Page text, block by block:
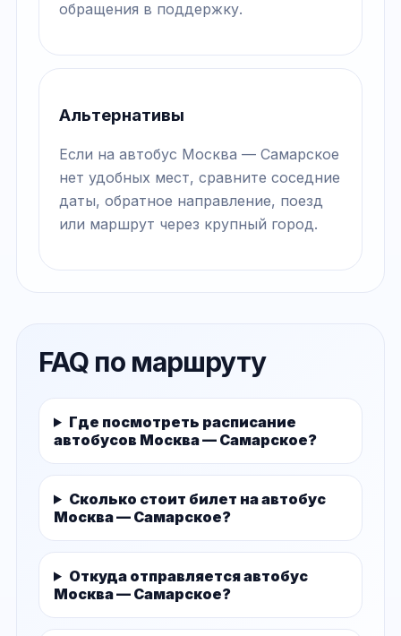
обращения в поддержку.
Альтернативы
Если на автобус Москва — Самарское
нет удобных мест, сравните соседние
даты, обратное направление, поезд
или маршрут через крупный город.
FAQ по маршруту
Где посмотреть расписание
автобусов Москва — Самарское?
Сколько стоит билет на автобус
Москва — Самарское?
Откуда отправляется автобус
Москва — Самарское?